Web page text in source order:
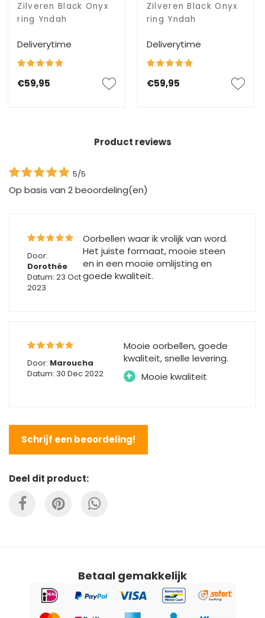
Zilveren Black Onyx
ring Yndah
Deliverytime
€59,95
Zilveren Black Onyx
ring Yndah
Deliverytime
€59,95
Product reviews
5/5
Op basis van 2beoordeling(en)
Door:
Dorothée
Datum: 23 Oct
2023
Oorbellen waar ik vrolijk van word.
Het juiste formaat, mooie steen
en in een mooie omlijsting en
goede kwaliteit.
Door: Maroucha
Datum: 30 Dec 2022
Mooie oorbellen, goede
kwaliteit, snelle levering.
+ Mooie kwaliteit
Schrijf een beoordeling!
Deel dit product:
Betaal gemakkelijk